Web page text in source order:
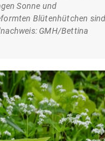
Sonne und
Blütenhütchen
GMH/Bettina